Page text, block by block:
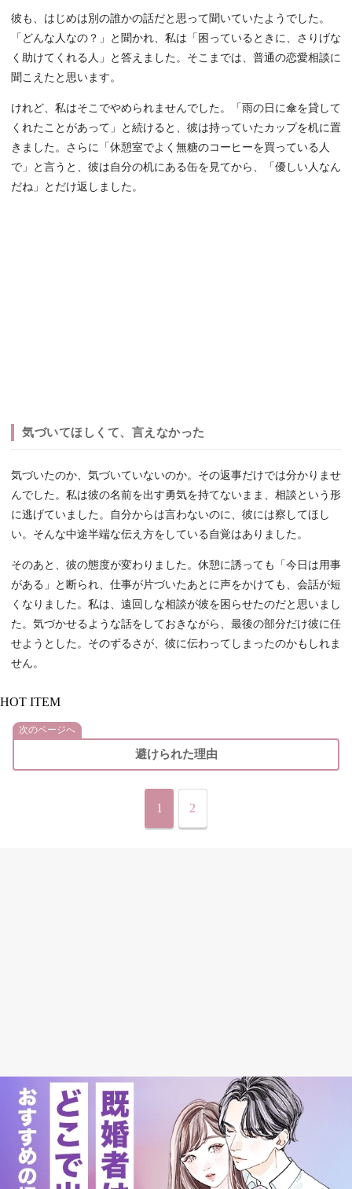
彼も、はじめは別の誰かの話だと思って聞いていたようでした。
「どんな人なの？」と聞かれ、私は「困っているときに、さりげな
く助けてくれる人」と答えました。そこまでは、普通の恋愛相談に
聞こえたと思います。
けれど、私はそこでやめられませんでした。「雨の日に傘を貸して
くれたことがあって」と続けると、彼は持っていたカップを机に置
きました。さらに「休憩室でよく無糖のコーヒーを買っている人
で」と言うと、彼は自分の机にある缶を見てから、「優しい人なん
だね」とだけ返しました。
気づいてほしくて、言えなかった
気づいたのか、気づいていないのか。その返事だけでは分かりませ
んでした。私は彼の名前を出す勇気を持てないまま、相談という形
に逃げていました。自分からは言わないのに、彼には察してほし
い。そんな中途半端な伝え方をしている自覚はありました。
そのあと、彼の態度が変わりました。休憩に誘っても「今日は用事
がある」と断られ、仕事が片づいたあとに声をかけても、会話が短
くなりました。私は、遠回しな相談が彼を困らせたのだと思いまし
た。気づかせるような話をしておきながら、最後の部分だけ彼に任
せようとした。そのずるさが、彼に伝わってしまったのかもしれま
せん。
HOT ITEM
次のページへ
避けられた理由
1 2